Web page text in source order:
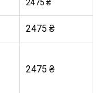
2475 ₴
2475 ₴
2475 ₴